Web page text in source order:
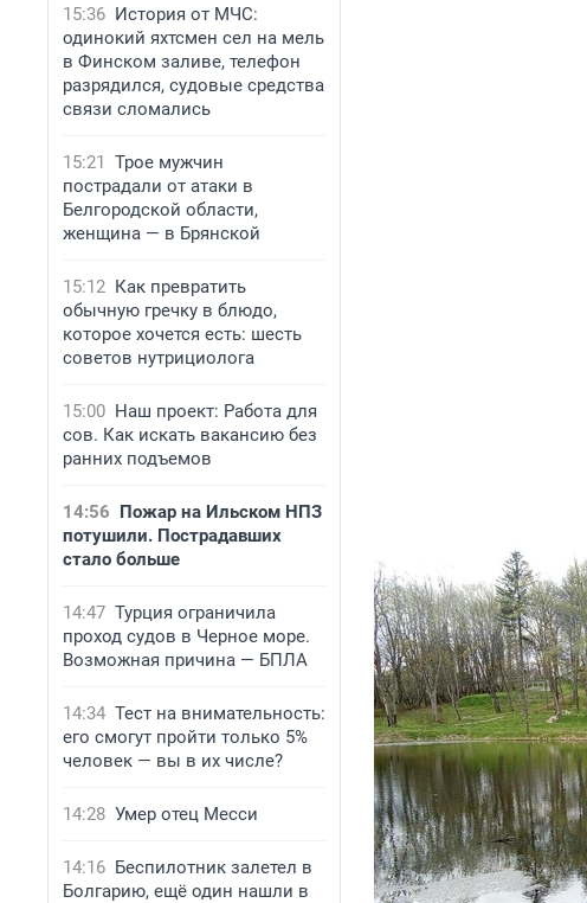
15:36 История от МЧС:
одинокий яхтсмен сел на мель
в Финском заливе, телефон
разрядился, судовые средства
связи сломались
15:21 Трое мужчин
пострадали от атаки в
Белгородской области,
женщина — в Брянской
15:12 Как превратить
обычную гречку в блюдо,
которое хочется есть: шесть
советов нутрициолога
15:00 Наш проект: Работа для
сов. Как искать вакансию без
ранних подъемов
14:56 Пожар на Ильском НПЗ
потушили. Пострадавших
стало больше
14:47 Турция ограничила
проход судов в Черное море.
Возможная причина — БПЛА
14:34 Тест на внимательность:
его смогут пройти только 5%
человек — вы в их числе?
14:28 Умер отец Месси
14:16 Беспилотник залетел в
Болгарию, ещё один нашли в